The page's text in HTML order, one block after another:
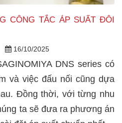
CÔNG TẮC ÁP SUẤT ĐÔI
16/10/2025
DNS series có
và việc đấu nối cũng dựa
Đồng thời, với từng nhu
ta sẽ đưa ra phương án